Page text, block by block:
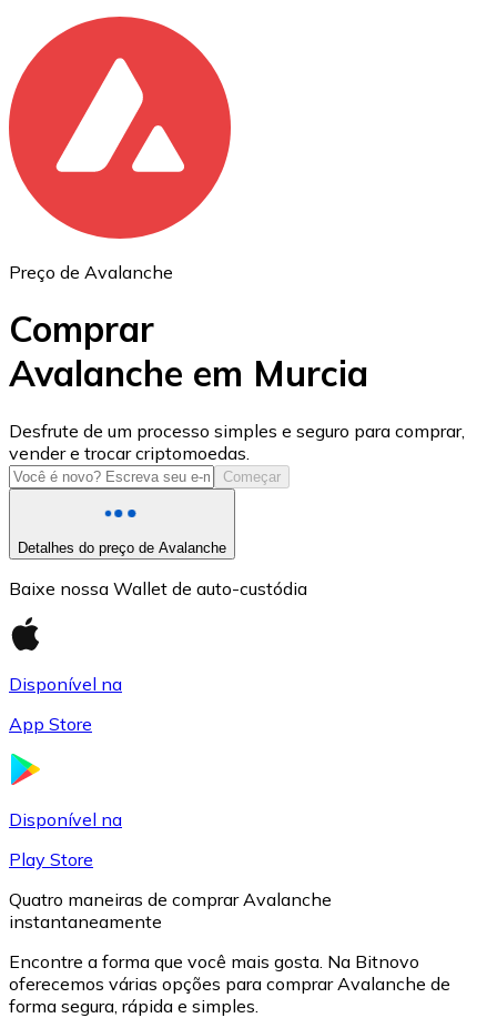
Ethereum
ETH
USD Coin
USDC
Preço de Avalanche
Comprar
Avalanche em Murcia
Desfrute de um processo simples e seguro para comprar,
vender e trocar criptomoedas.
Começar
Detalhes do preço de Avalanche
Baixe nossa Wallet de auto-custódia
Disponível na
App Store
Disponível na
Play Store
Quatro maneiras de comprar Avalanche
instantaneamente
Encontre a forma que você mais gosta. Na Bitnovo
oferecemos várias opções para comprar Avalanche de
forma segura, rápida e simples.